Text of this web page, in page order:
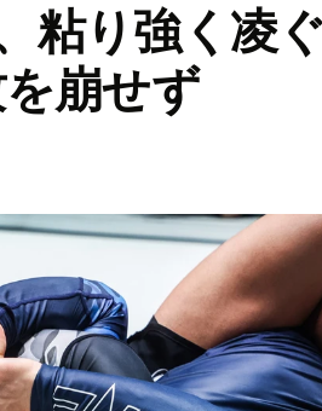
粘り強く凌
崩せず